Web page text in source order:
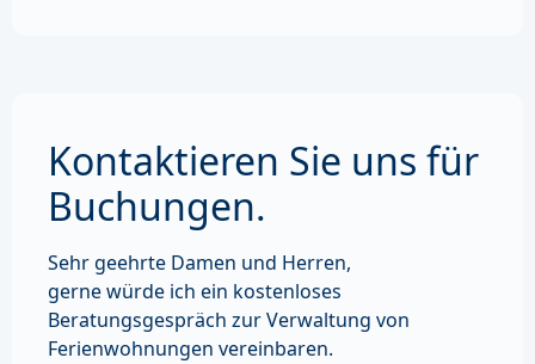
Kontaktieren Sie uns für
Buchungen.
Sehr geehrte Damen und Herren,
gerne würde ich ein kostenloses
Beratungsgespräch zur Verwaltung von
Ferienwohnungen vereinbaren.